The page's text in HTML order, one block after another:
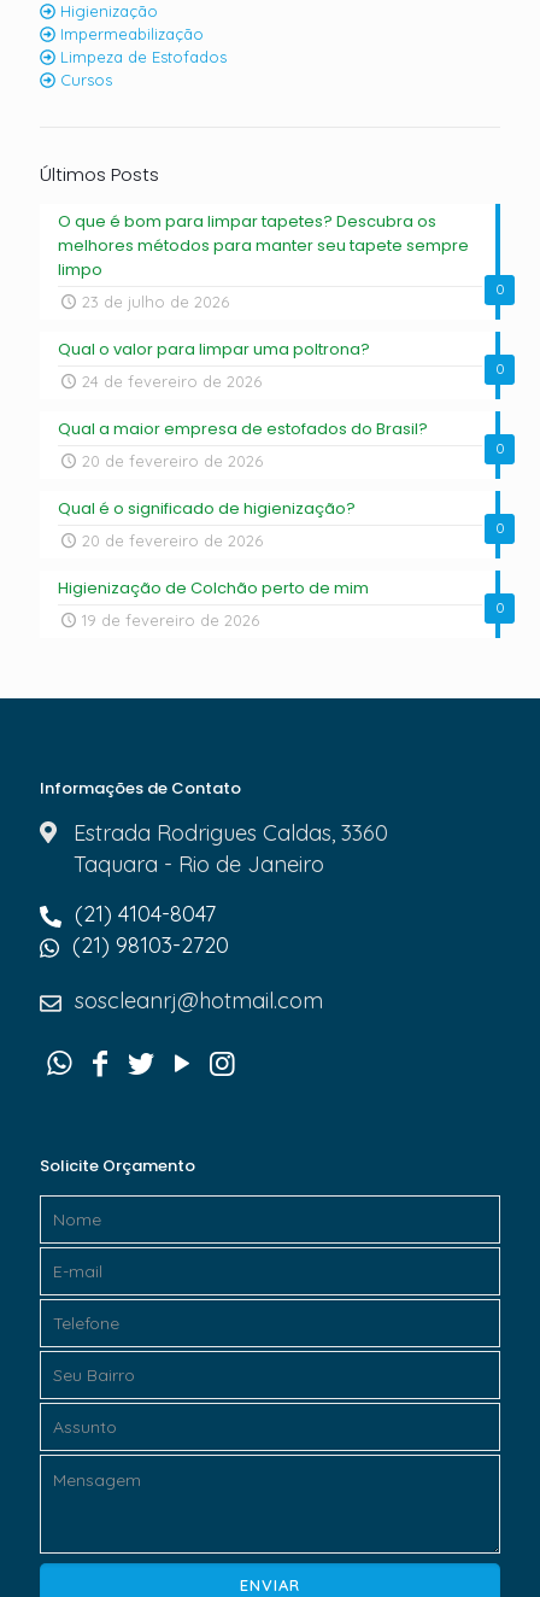
Higienização
Impermeabilização
Limpeza de Estofados
Cursos
Últimos Posts
0
O que é bom para limpar tapetes? Descubra os
melhores métodos para manter seu tapete sempre
limpo
23 de julho de 2026
0
Qual o valor para limpar uma poltrona?
24 de fevereiro de 2026
0
Qual a maior empresa de estofados do Brasil?
20 de fevereiro de 2026
0
Qual é o significado de higienização?
20 de fevereiro de 2026
0
Higienização de Colchão perto de mim
19 de fevereiro de 2026
Informações de Contato
Estrada Rodrigues Caldas, 3360
Taquara - Rio de Janeiro
(21) 4104-8047
(21) 98103-2720
soscleanrj@hotmail.com
Solicite Orçamento